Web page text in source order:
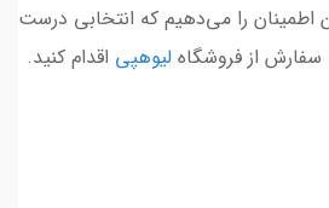
را می‌دهیم که انتخابی درست
از فروشگاه لیوهپی اقدام کنید.